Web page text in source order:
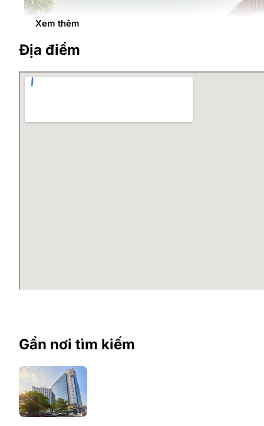
Xem thêm
Địa điểm
Gần nơi tìm kiếm